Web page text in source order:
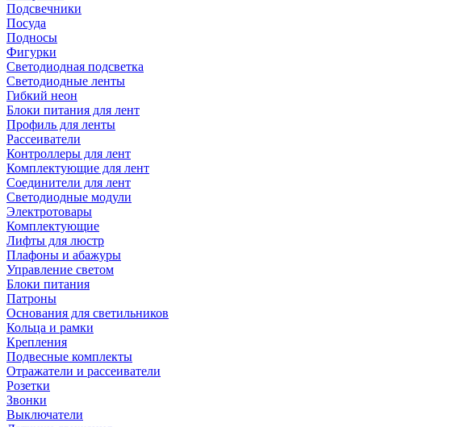
Подсвечники
Посуда
Подносы
Фигурки
Светодиодная подсветка
Светодиодные ленты
Гибкий неон
Блоки питания для лент
Профиль для ленты
Рассеиватели
Контроллеры для лент
Комплектующие для лент
Соединители для лент
Светодиодные модули
Электротовары
Комплектующие
Лифты для люстр
Плафоны и абажуры
Управление светом
Блоки питания
Патроны
Основания для светильников
Кольца и рамки
Крепления
Подвесные комплекты
Отражатели и рассеиватели
Розетки
Звонки
Выключатели